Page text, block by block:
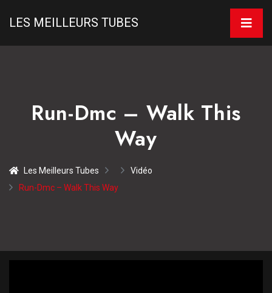
LES MEILLEURS TUBES
Run-Dmc – Walk This
Way
Les Meilleurs Tubes
Vidéo
Run-Dmc – Walk This Way